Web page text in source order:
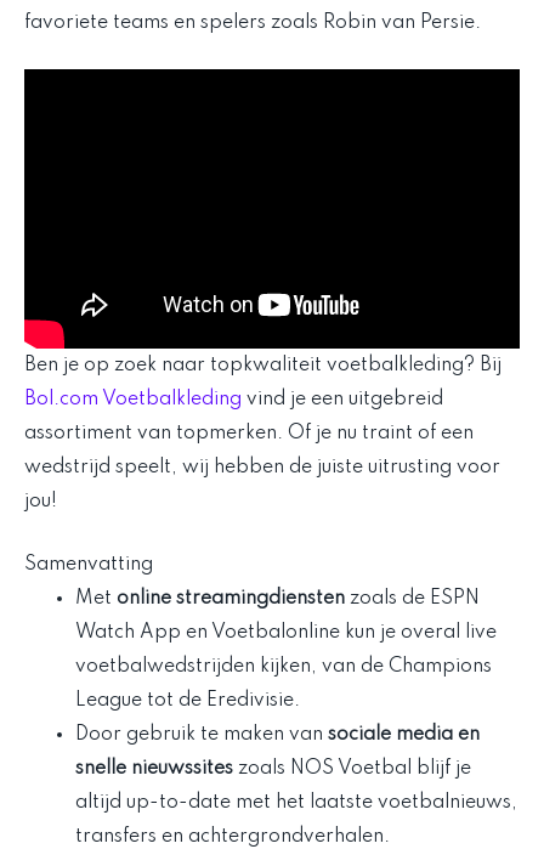
favoriete teams en spelers zoals Robin van Persie.
Ben je op zoek naar topkwaliteit voetbalkleding? Bij
Bol.com Voetbalkleding vind je een uitgebreid
assortiment van topmerken. Of je nu traint of een
wedstrijd speelt, wij hebben de juiste uitrusting voor
jou!
Samenvatting
Met online streamingdiensten zoals de ESPN
Watch App en Voetbalonline kun je overal live
voetbalwedstrijden kijken, van de Champions
League tot de Eredivisie.
Door gebruik te maken van sociale media en
snelle nieuwssites zoals NOS Voetbal blijf je
altijd up-to-date met het laatste voetbalnieuws,
transfers en achtergrondverhalen.